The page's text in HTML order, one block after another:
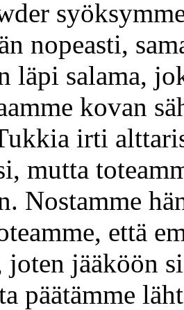
nopeasti,
läpi salama,
kovan
irti
mutta
Nostamme
että
joten jääköön
päätämme